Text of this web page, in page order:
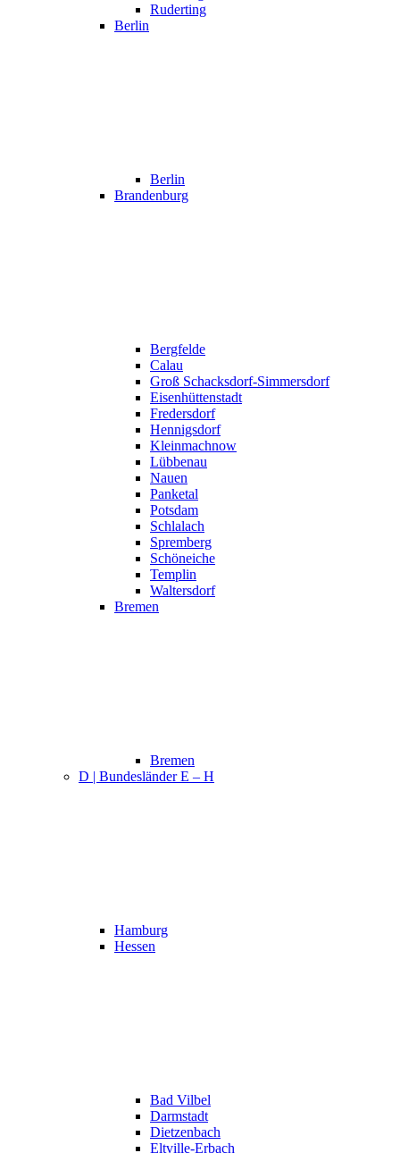
Ruderting
Berlin
Berlin
Brandenburg
Bergfelde
Calau
Groß Schacksdorf-Simmersdorf
Eisenhüttenstadt
Fredersdorf
Hennigsdorf
Kleinmachnow
Lübbenau
Nauen
Panketal
Potsdam
Schlalach
Spremberg
Schöneiche
Templin
Waltersdorf
Bremen
Bremen
D | Bundesländer E – H
Hamburg
Hessen
Bad Vilbel
Darmstadt
Dietzenbach
Eltville-Erbach